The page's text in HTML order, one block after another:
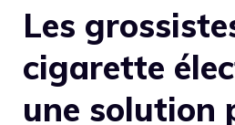
Les
cigarette
une solution